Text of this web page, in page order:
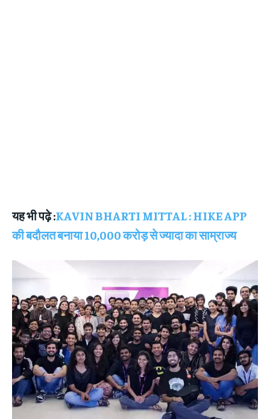
यह भी पढ़े :KAVIN BHARTI MITTAL : HIKE APP
की बदौलत बनाया 10,000 करोड़ से ज्यादा का साम्राज्य